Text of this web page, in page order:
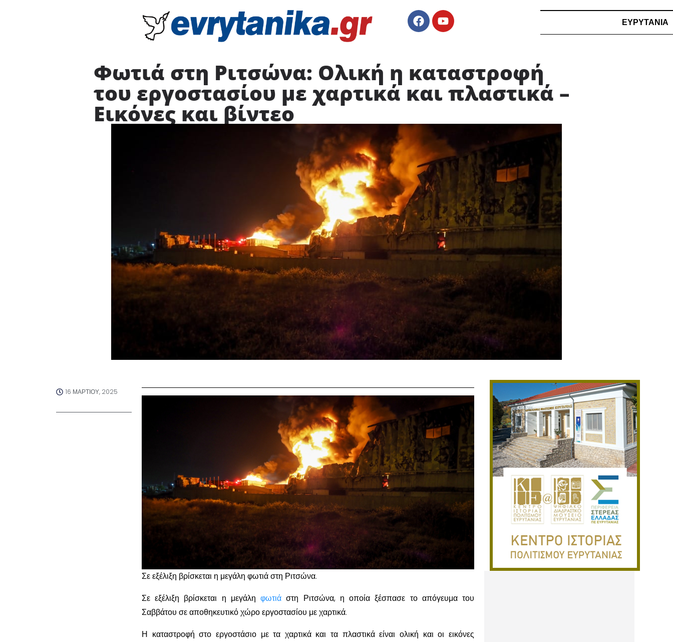
ΕΥΡΥΤΑΝΙΑ
Φωτιά στη Ριτσώνα: Ολική η καταστροφή
του εργοστασίου με χαρτικά και πλαστικά –
Εικόνες και βίντεο
16 ΜΑΡΤΊΟΥ, 2025
Σε εξέλιξη βρίσκεται η μεγάλη φωτιά στη Ριτσώνα.
Σε εξέλιξη βρίσκεται η μεγάληφωτιά στη Ριτσώνα, η οποία ξέσπασε το απόγευμα του
Σαββάτου σε αποθηκευτικό χώρο εργοστασίου με χαρτικά.
Η καταστροφή στο εργοστάσιο με τα χαρτικά και τα πλαστικά είναι ολική και οι εικόνες